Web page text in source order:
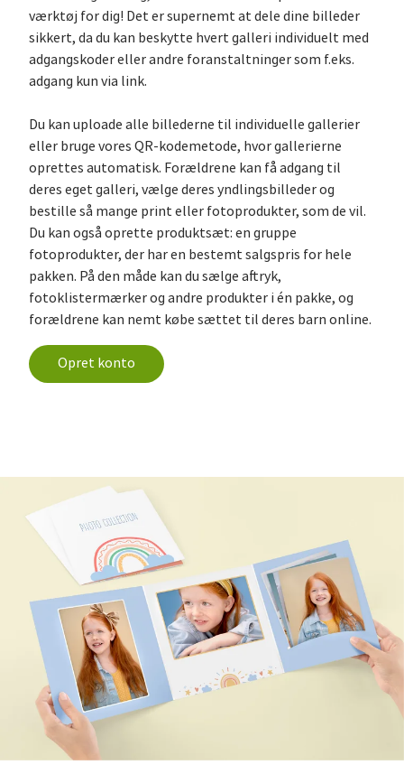
værktøj for dig! Det er supernemt at dele dine billeder
sikkert, da du kan beskytte hvert galleri individuelt med
adgangskoder eller andre foranstaltninger som f.eks.
adgang kun via link.
Du kan uploade alle billederne til individuelle gallerier
eller bruge vores QR-kodemetode, hvor gallerierne
oprettes automatisk. Forældrene kan få adgang til
deres eget galleri, vælge deres yndlingsbilleder og
bestille så mange print eller fotoprodukter, som de vil.
Du kan også oprette produktsæt: en gruppe
fotoprodukter, der har en bestemt salgspris for hele
pakken. På den måde kan du sælge aftryk,
fotoklistermærker og andre produkter i én pakke, og
forældrene kan nemt købe sættet til deres barn online.
Opret konto